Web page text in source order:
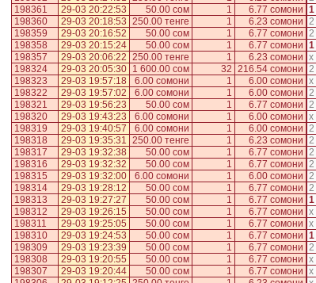
198361
29-03 20:22:53 50.00 сом 1 6.77 сомони 1
198360
29-03 20:18:53 250.00 тенге 1 6.23 сомони 2
198359
29-03 20:16:52 50.00 сом 1 6.77 сомони 2
198358
29-03 20:15:24 50.00 сом 1 6.77 сомони 1
198357
29-03 20:06:22 250.00 тенге 1 6.23 сомони x
198324
29-03 20:05:30 1 600.00 сом 32 216.54 сомони 2
198323
29-03 19:57:18 6.00 сомони 1 6.00 сомони x
198322
29-03 19:57:02 6.00 сомони 1 6.00 сомони 2
198321
29-03 19:56:23 50.00 сом 1 6.77 сомони 2
198320
29-03 19:43:23 6.00 сомони 1 6.00 сомони x
198319
29-03 19:40:57 6.00 сомони 1 6.00 сомони 2
198318
29-03 19:35:31 250.00 тенге 1 6.23 сомони 2
198317
29-03 19:32:38 50.00 сом 1 6.77 сомони 2
198316
29-03 19:32:32 50.00 сом 1 6.77 сомони 2
198315
29-03 19:32:00 6.00 сомони 1 6.00 сомони 2
198314
29-03 19:28:12 50.00 сом 1 6.77 сомони 2
198313
29-03 19:27:27 50.00 сом 1 6.77 сомони 1
198312
29-03 19:26:15 50.00 сом 1 6.77 сомони x
198311
29-03 19:25:05 50.00 сом 1 6.77 сомони x
198310
29-03 19:24:53 50.00 сом 1 6.77 сомони 1
198309
29-03 19:23:39 50.00 сом 1 6.77 сомони 2
198308
29-03 19:20:55 50.00 сом 1 6.77 сомони x
198307
29-03 19:20:44 50.00 сом 1 6.77 сомони x